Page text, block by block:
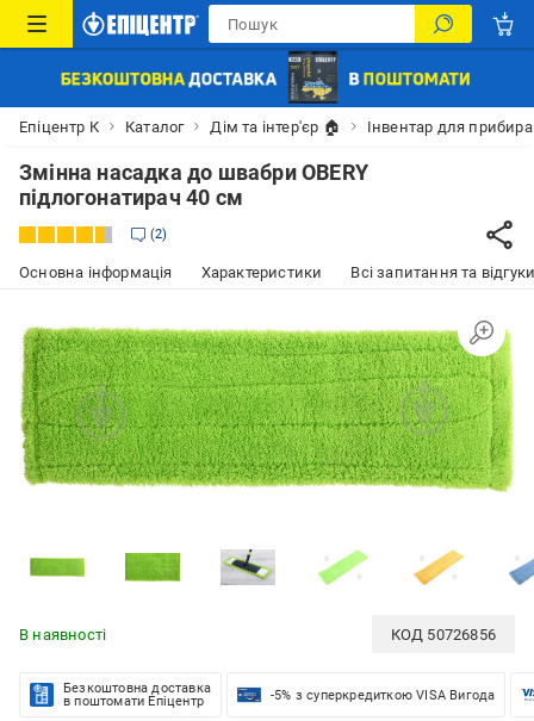
Епіцентр К Каталог Дім та інтер'єр 🏠 Інвентар для
Змінна насадка до швабри OBERY
підлогонатирач 40 см
2
Основна інформація Характеристики Всі запитання та
В наявності КОД 50726856
Безкоштовна доставка
в поштомати Епіцентр
-5% з суперкредиткою VISA Вигода